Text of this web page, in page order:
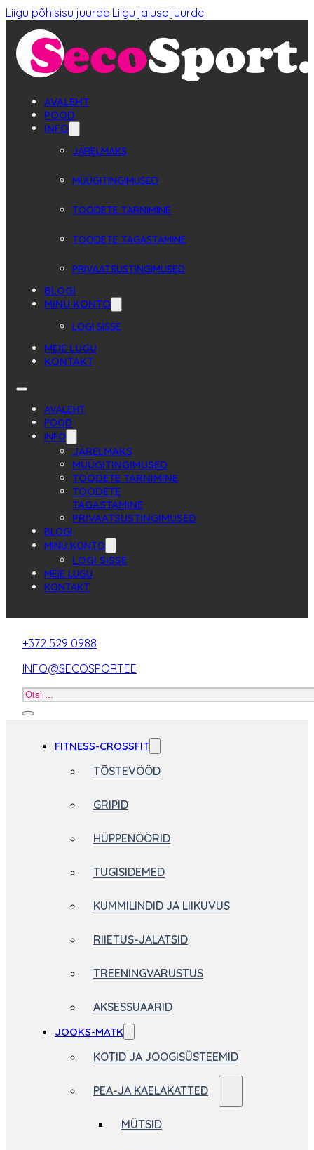
Liigu põhisisu juurde Liigu jaluse juurde
AVALEHT
POOD
INFO
JÄRELMAKS
MÜÜGITINGIMUSED
TOODETE TARNIMINE
TOODETE TAGASTAMINE
PRIVAATSUSTINGIMUSED
BLOGI
MINU KONTO
LOGI SISSE
MEIE LUGU
KONTAKT
AVALEHT
POOD
INFO
JÄRELMAKS
MÜÜGITINGIMUSED
TOODETE TARNIMINE
TOODETE
TAGASTAMINE
PRIVAATSUSTINGIMUSED
BLOGI
MINU KONTO
LOGI SISSE
MEIE LUGU
KONTAKT
+372 529 0988
INFO@SECOSPORT.EE
Otsi
FITNESS-CROSSFIT
TÕSTEVÖÖD
GRIPID
HÜPPENÖÖRID
TUGISIDEMED
KUMMILINDID JA LIIKUVUS
RIIETUS-JALATSID
TREENINGVARUSTUS
AKSESSUAARID
JOOKS-MATK
KOTID JA JOOGISÜSTEEMID
PEA-JA KAELAKATTED
MÜTSID